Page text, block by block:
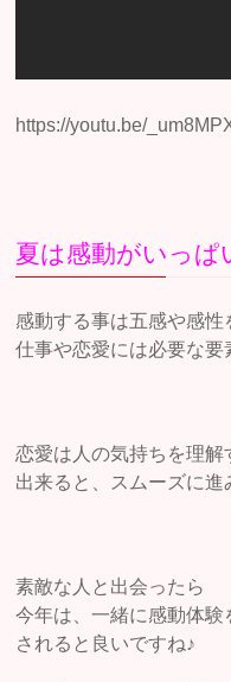
https://youtu.be/
夏は感動がいっぱ
感動する事は五感や感性
仕事や恋愛には必要な要
恋愛は人の気持ちを理解
出来ると、スムーズに進
素敵な人と出会ったら
今年は、一緒に感動体験
されると良いですね♪